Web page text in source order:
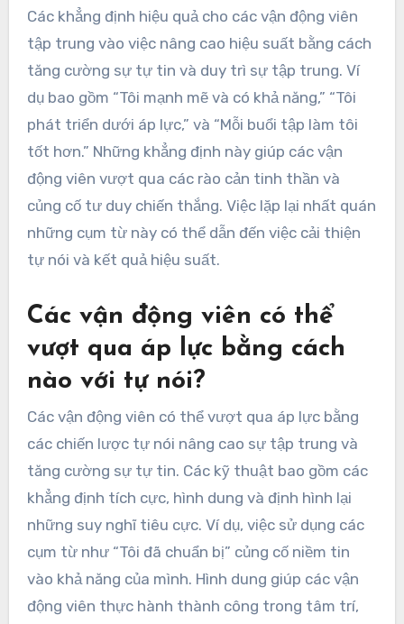
Các khẳng định hiệu quả cho các vận động viên
tập trung vào việc nâng cao hiệu suất bằng cách
tăng cường sự tự tin và duy trì sự tập trung. Ví
dụ bao gồm “Tôi mạnh mẽ và có khả năng,” “Tôi
phát triển dưới áp lực,” và “Mỗi buổi tập làm tôi
tốt hơn.” Những khẳng định này giúp các vận
động viên vượt qua các rào cản tinh thần và
củng cố tư duy chiến thắng. Việc lặp lại nhất quán
những cụm từ này có thể dẫn đến việc cải thiện
tự nói và kết quả hiệu suất.
Các vận động viên có thể
vượt qua áp lực bằng cách
nào với tự nói?
Các vận động viên có thể vượt qua áp lực bằng
các chiến lược tự nói nâng cao sự tập trung và
tăng cường sự tự tin. Các kỹ thuật bao gồm các
khẳng định tích cực, hình dung và định hình lại
những suy nghĩ tiêu cực. Ví dụ, việc sử dụng các
cụm từ như “Tôi đã chuẩn bị” củng cố niềm tin
vào khả năng của mình. Hình dung giúp các vận
động viên thực hành thành công trong tâm trí,